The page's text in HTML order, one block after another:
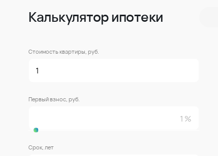
Калькулятор ипотеки
Стоимость квартиры, руб.
Первый взнос, руб.
Срок, лет